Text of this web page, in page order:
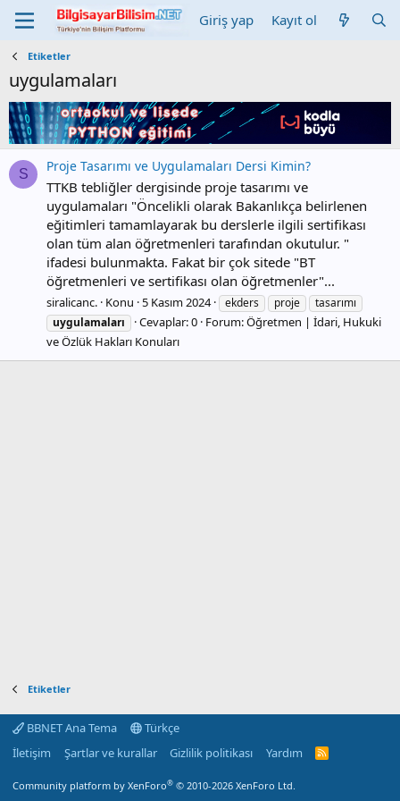
Giriş yap Kayıt ol
Etiketler
uygulamaları
S Proje Tasarımı ve Uygulamaları Dersi Kimin?
TTKB tebliğler dergisinde proje tasarımı ve
uygulamaları "Öncelikli olarak Bakanlıkça belirlenen
eğitimleri tamamlayarak bu derslerle ilgili sertifikası
olan tüm alan öğretmenleri tarafından okutulur. "
ifadesi bulunmakta. Fakat bir çok sitede "BT
öğretmenleri ve sertifikası olan öğretmenler"...
siralicanc. Konu 5 Kasım 2024 ekders proje
tasarımı
uygulamaları
Cevaplar: 0 Forum:Öğretmen | İdari, Hukuki
ve Özlük Hakları Konuları
Etiketler
BBNET Ana Tema
Türkçe
İletişim
Şartlar ve kurallar Gizlilik politikası Yardım
R
Community platform by XenForo® © 2010-2026 XenForo Ltd.